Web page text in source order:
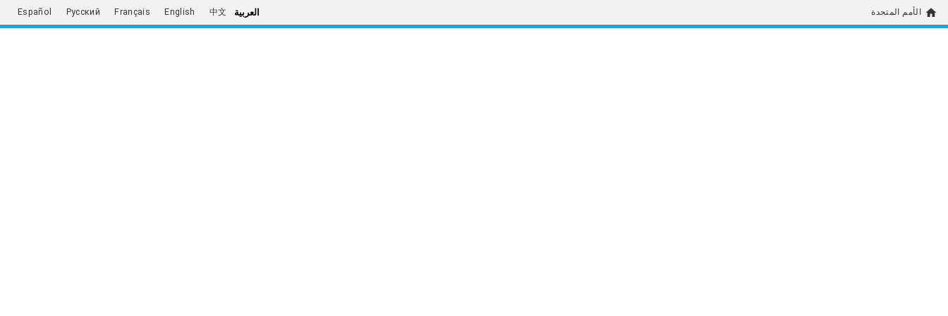
home الأمم المتحدة العربية 中文
English
Français
Русский
Español